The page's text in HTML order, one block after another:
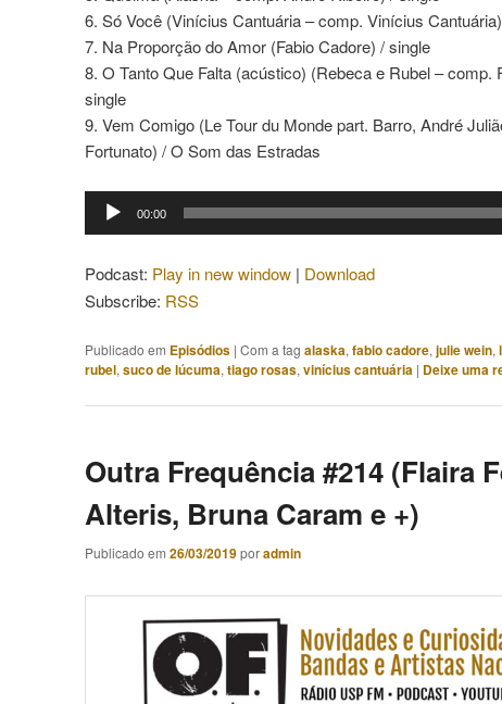
6. Só Você (Vinícius Cantuária – comp. Vinícius
7. Na Proporção do Amor (Fabio Cadore) / single
8. O Tanto Que Falta (acústico) (Rebeca e Rubel – comp.
single
9. Vem Comigo (Le Tour du Monde part. Barro, André
Fortunato) / O Som das Estradas
Tocador 00:00
Podcast: Play in new window | Download
Subscribe: RSS
Publicado em Episódios | Com a tag alaska, fabio cadore, julie wein,
rubel, suco de lúcuma, tiago rosas, vinícius cantuária | Deixe uma
Outra Frequência #214 (Flaira
Alteris, Bruna Caram e +)
Publicado em 26/03/2019poradmin